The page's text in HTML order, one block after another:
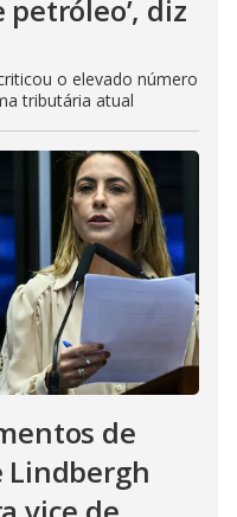
diz
o elevado número
tributária atual
de
Lindbergh